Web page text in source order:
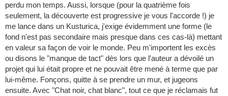
perdu mon temps. Aussi, lorsque (pour la quatrième fois
seulement, la découverte est progressive je vous l'accorde !) je
me lance dans un Kusturica, j'exige évidemment une forme (le
fond n'est pas secondaire mais presque dans ces cas-là) mettant
en valeur sa façon de voir le monde. Peu m'importent les excès
ou disons le "manque de tact" dès lors que l'auteur a dévoilé un
projet qui lui était propre et ne pouvait être mené à terme que par
lui-même. Fonçons, quitte à se prendre un mur, et jugeons
ensuite. Avec "Chat noir, chat blanc", tout ce que je réclamais fut